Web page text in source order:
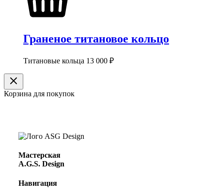
Граненое титановое кольцо
Титановые кольца 13 000 ₽
Корзина для покупок
Мастерская
A.G.S. Design
Навигация